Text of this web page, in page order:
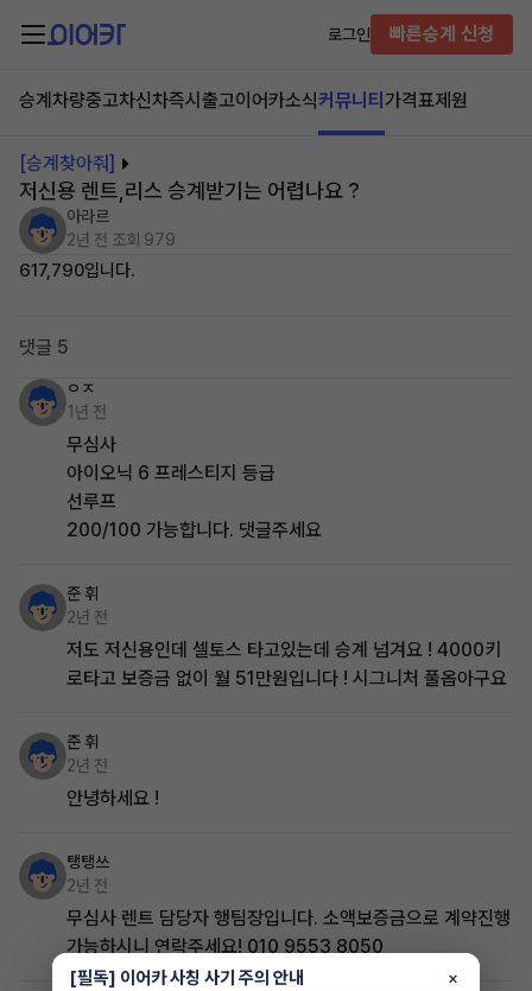
로그인 빠른승계 신청
승계차량중고차신차즉시출고이어카소식커뮤니티 가격표제원
[승계찾아줘]
저신용 렌트,리스 승계받기는 어렵나요 ?
아라르
2년 전 조회 979
617,790입니다.
댓글 5
ㅇㅈ
1년 전
무심사
아이오닉 6 프레스티지 등급
선루프
200/100 가능합니다. 댓글주세요
준 휘
2년 전
저도 저신용인데 셀토스 타고있는데 승계 넘겨요 ! 4000키
로타고 보증금 없이 월 51만원입니다 ! 시그니처 풀옵아구요
준 휘
2년 전
안녕하세요 !
탱탱쓰
2년 전
무심사 렌트 담당자 행팀장입니다. 소액보증금으로 계약진행
가능하시니 연락주세요! 010 9553 8050
[필독] 이어카 사칭 사기 주의 안내 ×